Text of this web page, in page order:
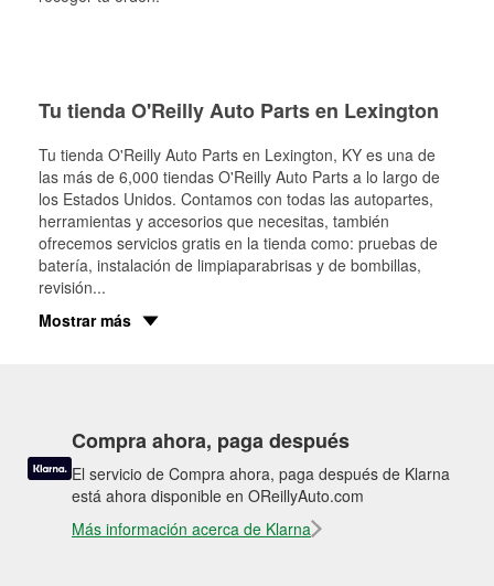
Tu tienda O'Reilly Auto Parts en Lexington
Tu tienda O'Reilly Auto Parts en Lexington, KY es una de
las más de 6,000 tiendas O'Reilly Auto Parts a lo largo de
los Estados Unidos. Contamos con todas las autopartes,
herramientas y accesorios que necesitas, también
ofrecemos servicios gratis en la tienda como: pruebas de
batería, instalación de limpiaparabrisas y de bombillas,
revisión...
Mostrar más
Compra ahora, paga después
El servicio de Compra ahora, paga después de Klarna
está ahora disponible en OReillyAuto.com
Más información acerca de Klarna